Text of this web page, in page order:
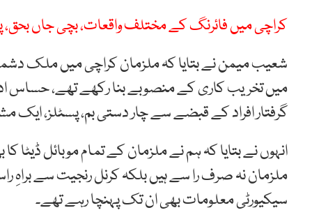
کراچی میں فائرنگ کے مختلف واقعات، بچی جاں بحق،
شعیب میمن نے بتایا کہ ملزمان کراچی میں ملک
میں تخریب کاری کے منصوبے بنا رکھے تھے، حساس
گرفتار افراد کے قبضے سے چار دستی بم، پسٹلز، ایک
انہوں نے بتایا کہ ہم نے ملزمان کے تمام موبائل
ملزمان نہ صرف را سے ہیں بلکہ کرنل رنجیت سے براہِ
سیکیورٹی معلومات بھی ان تک پہنچا رہے تھے۔